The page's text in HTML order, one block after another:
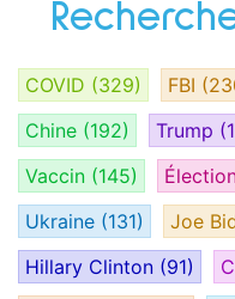
COVID (329) FBI
Chine (192) Trump
Vaccin (145)
Ukraine (131) Joe
Hillary Clinton (91)